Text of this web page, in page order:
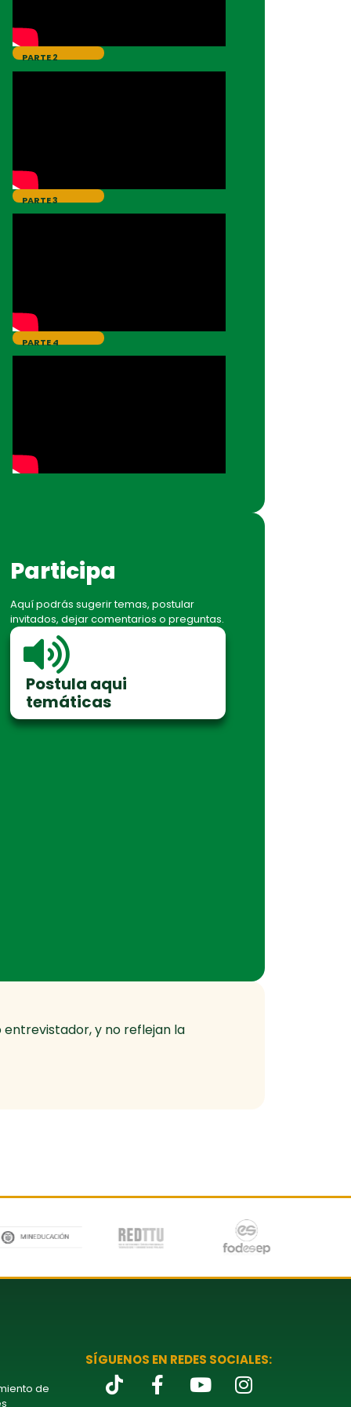
PARTE 2
PARTE 3
PARTE 4
Participa
Aquí podrás sugerir temas, postular
invitados, dejar comentarios o preguntas.
Postula aqui
temáticas
entrevistador, y no reflejan la
de
SÍGUENOS EN REDES SOCIALES: